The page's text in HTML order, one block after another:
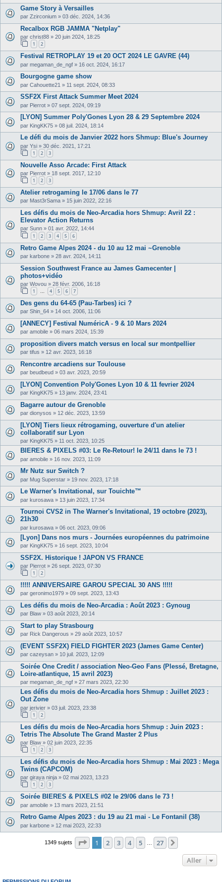
Game Story à Versailles
par Zzirconium » 03 déc. 2024, 14:36
Recalbox RGB JAMMA "Netplay"
par christ88 » 20 juin 2024, 18:25
1 2
Festival RETROPLAY 19 et 20 OCT 2024 LE GAVRE (44)
par megaman_de_ngf » 16 oct. 2024, 16:17
Bourgogne game show
par Cahouette21 » 11 sept. 2024, 08:33
SSF2X First Attack Summer Meet 2024
par Pierrot » 07 sept. 2024, 09:19
[LYON] Summer Poly'Gones Lyon 28 & 29 Septembre 2024
par KingKK75 » 08 juil. 2024, 18:14
Le défi du mois de Janvier 2022 hors Shmup: Blue's Journey
par Ysi » 30 déc. 2021, 17:21
1 2 3
Nouvelle Asso Arcade: First Attack
par Pierrot » 18 sept. 2017, 12:10
1 2 3
Atelier retrogaming le 17/06 dans le 77
par Mast3rSama » 15 juin 2022, 22:16
Les défis du mois de Neo-Arcadia hors Shmup: Avril 22 :
Elevator Action Returns
par Sunn » 01 avr. 2022, 14:44
1 2 3 4 5 6
Retro Game Alpes 2024 - du 10 au 12 mai ~Grenoble
par karbone » 28 avr. 2024, 14:11
Session Southwest France au James Gamecenter |
photos+vidéo
par Wovou » 28 févr. 2006, 16:18
1 4 5 6 7
Des gens du 64-65 (Pau-Tarbes) ici ?
par Shin_64 » 14 oct. 2006, 11:06
[ANNECY] Festival NuméricA - 9 & 10 Mars 2024
par amobile » 06 mars 2024, 15:39
proposition divers match versus en local sur montpellier
par tifus » 12 avr. 2023, 16:18
Rencontre arcadiens sur Toulouse
par beudbeud » 03 avr. 2023, 20:59
[LYON] Convention Poly'Gones Lyon 10 & 11 fevrier 2024
par KingKK75 » 13 janv. 2024, 23:41
Bagarre autour de Grenoble
par dionysos » 12 déc. 2023, 13:59
[LYON] Tiers lieux rétrogaming, ouverture d'un atelier
collaboratif sur Lyon
par KingKK75 » 11 oct. 2023, 10:25
BIERES & PIXELS #03: Le Re-Retour! le 24/11 dans le 73 !
par amobile » 16 nov. 2023, 11:09
Mr Nutz sur Switch ?
par Mug Superstar » 19 nov. 2023, 17:18
Le Warner's Invitational, sur Touichte™
par kurosawa » 13 juin 2023, 17:34
Tournoi CVS2 in The Warner's Invitational, 19 octobre (2023),
21h30
par kurosawa » 06 oct. 2023, 09:06
[Lyon] Dans nos murs - Journées européennes du patrimoine
par KingKK75 » 16 sept. 2023, 10:04
SSF2X. Historique ! JAPON VS FRANCE
par Pierrot » 26 sept. 2023, 07:30
1 2
!!!!! ANNIVERSAIRE GAROU SPECIAL 30 ANS !!!!!
par geronimo1979 » 09 sept. 2023, 13:43
Les défis du mois de Neo-Arcadia : Août 2023 : Gynoug
par Blaw » 03 août 2023, 20:14
Start to play Strasbourg
par Rick Dangerous » 29 août 2023, 10:57
(EVENT SSF2X) FIELD FIGHTER 2023 (James Game Center)
par cazeysan » 10 juil. 2023, 12:09
Soirée One Credit / association Neo-Geo Fans (Plessé, Bretagne,
Loire-atlantique, 15 avril 2023)
par megaman_de_ngf » 27 mars 2023, 22:30
Les défis du mois de Neo-Arcadia hors Shmup : Juillet 2023 :
Out Zone
par jerivier » 03 juil. 2023, 23:38
1 2
Les défis du mois de Neo-Arcadia hors Shmup : Juin 2023 :
Tetris The Absolute The Grand Master 2 Plus
par Blaw » 02 juin 2023, 22:35
1 2 3
Les défis du mois de Neo-Arcadia hors Shmup : Mai 2023 : Mega
Twins (CAPCOM)
par giraya ninja » 02 mai 2023, 13:23
1 2 3
Soirée BIERES & PIXELS #02 le 29/06 dans le 73 !
par amobile » 13 mars 2023, 21:51
Retro Game Alpes 2023 : du 19 au 21 mai - Le Fontanil (38)
par karbone » 12 mai 2023, 22:33
1349 sujets Page 1sur27
1 2 3 4 5 27
Aller